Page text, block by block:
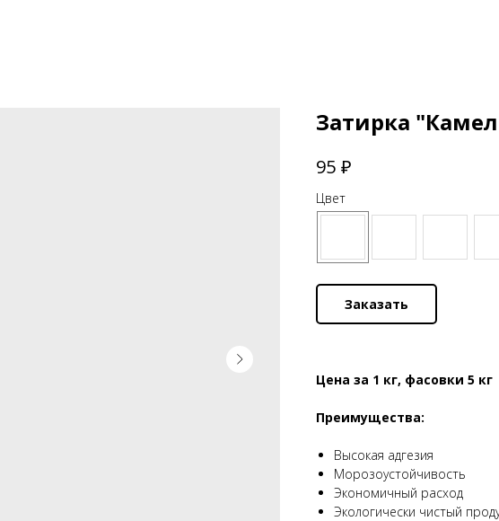
Затирка
95 ₽
Цвет
Заказать
Цена за 1 кг, фасовки 5 кг
Преимущества:
Высокая адгезия
Морозоустойчивость
Экономичный расход
Экологически чистый